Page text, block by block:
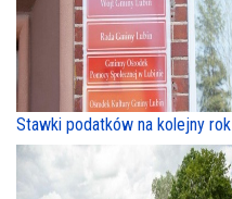
Stawki podatków na kolejny rok